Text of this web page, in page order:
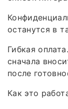
останутся в
Гибкая
сначала
после
Как это